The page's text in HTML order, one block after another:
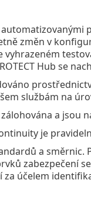
změn v
Hub se
službám na
a jsou
je
a
zabezpečení
účelem